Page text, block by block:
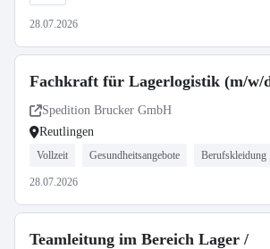
28.07.2026
Fachkraft für Lagerlogistik (m/w/
Spedition Brucker GmbH
Reutlingen
Vollzeit Gesundheitsangebote Berufskleidung
28.07.2026
Teamleitung im Bereich Lager /